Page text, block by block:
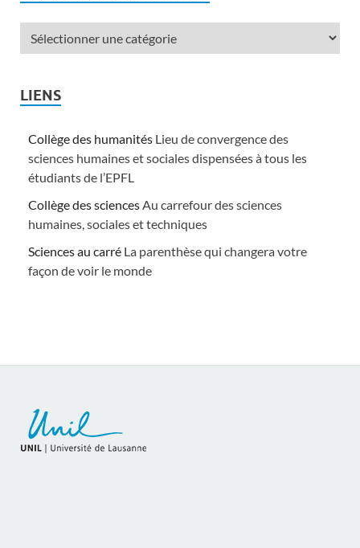
LIENS
Collège des humanités Lieu de convergence des
sciences humaines et sociales dispensées à tous les
étudiants de l’EPFL
Collège des sciencesAu carrefour des sciences
humaines, sociales et techniques
Sciences au carré La parenthèse qui changera votre
façon de voir le monde